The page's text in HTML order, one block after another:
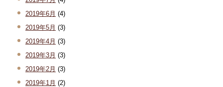
2019年6月 (4)
2019年5月 (3)
2019年4月 (3)
2019年3月 (3)
2019年2月 (3)
2019年1月 (2)